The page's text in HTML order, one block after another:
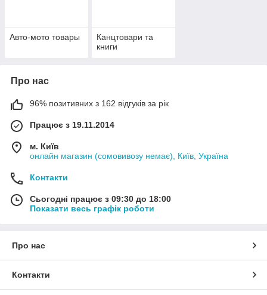
Авто-мото товары
Канцтовари та
книги
Про нас
96% позитивних з 162 відгуків за рік
Працює з 19.11.2014
м. Київ
онлайн магазин (сомовивозу немає), Київ, Україна
Контакти
Сьогодні працює з 09:30 до 18:00
Показати весь графік роботи
Про нас
Контакти